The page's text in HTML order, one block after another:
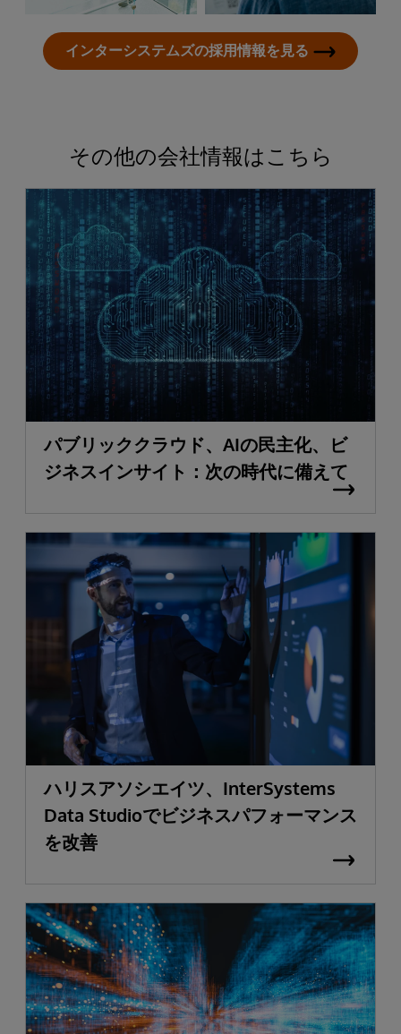
インターシステムズの採用情報を見る
その他の会社情報はこちら
パブリッククラウド、AIの民主化、ビ
ジネスインサイト：次の時代に備えて
ハリスアソシエイツ、InterSystems
Data Studioでビジネスパフォーマンス
を改善